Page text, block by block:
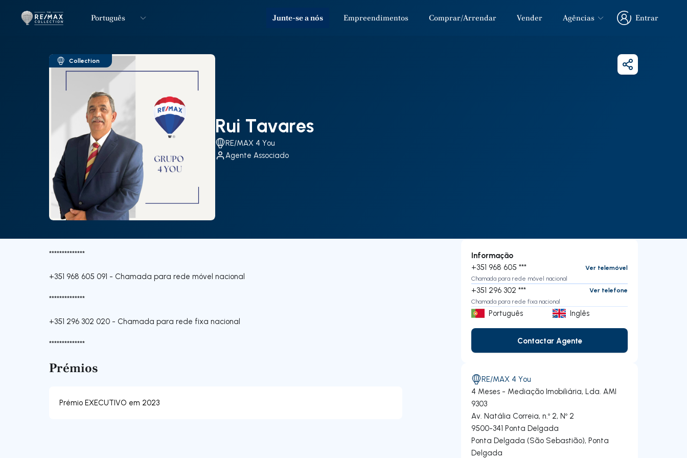
LogoIr para página inicial
Português Junte-se a nós Empreendimentos Comprar/Arrendar Vender Agências
Entrar
Entrar
Collection
Rui Tavares
RE/MAX 4 You
Agente Associado
Partilhar
**************
+351 968 605 091 - Chamada para rede móvel nacional
**************
+351 296 302 020 - Chamada para rede fixa nacional
**************
Prémios
Prémio EXECUTIVO em 2023
Informação
+351 968 605 ***
Ver telemóvel
Chamada para rede móvel nacional
+351 296 302 ***
Ver telefone
Chamada para rede fixa nacional
Português Inglês
Contactar Agente
Contactar Agente
RE/MAX 4 You
4 Meses - Mediação Imobiliária, Lda. AMI
9303
Av. Natália Correia, n.º 2, Nº 2
9500-341 Ponta Delgada
Ponta Delgada (São Sebastião),Ponta
Delgada